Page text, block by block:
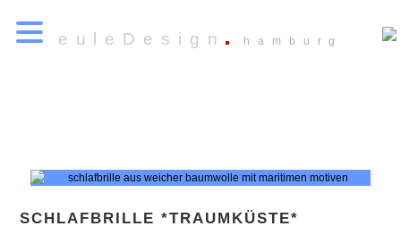
euleDesign hamburg
SCHLAFBRILLE *TRAUMKÜSTE*